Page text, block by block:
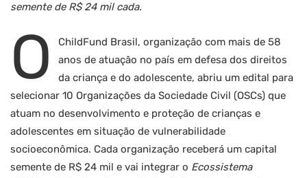
semente de R$ 24 mil cada.
O
ChildFund Brasil, organização com mais de 58
anos de atuação no país em defesa dos direitos
da criança e do adolescente, abriu um edital para
selecionar 10 Organizações da Sociedade Civil (OSCs) que
atuam no desenvolvimento e proteção de crianças e
adolescentes em situação de vulnerabilidade
socioeconômica. Cada organização receberá um capital
semente de R$ 24 mil e vai integrar o Ecossistema